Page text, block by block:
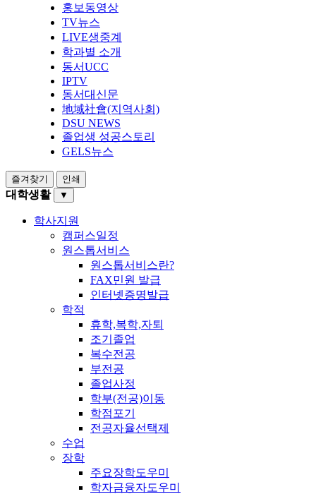
홍보동영상
TV뉴스
LIVE생중계
학과별 소개
동서UCC
IPTV
동서대신문
地域社會(지역사회)
DSU NEWS
졸업생 성공스토리
GELS뉴스
즐겨찾기 인쇄
대학생활 ▼
학사지원
캠퍼스일정
원스톱서비스
원스톱서비스란?
FAX민원 발급
인터넷증명발급
학적
휴학,복학,자퇴
조기졸업
복수전공
부전공
졸업사정
학부(전공)이동
학점포기
전공자율선택제
수업
장학
주요장학도우미
학자금융자도우미